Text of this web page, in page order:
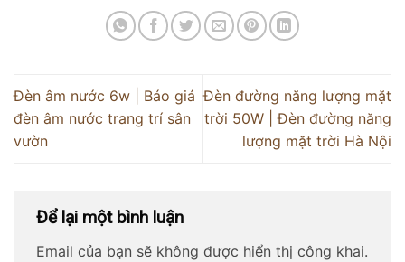
Đèn âm nước 6w | Báo giá
đèn âm nước trang trí sân
vườn
Đèn đường năng lượng mặt
trời 50W | Đèn đường năng
lượng mặt trời Hà Nội
Để lại một bình luận
Email của bạn sẽ không được hiển thị công khai.